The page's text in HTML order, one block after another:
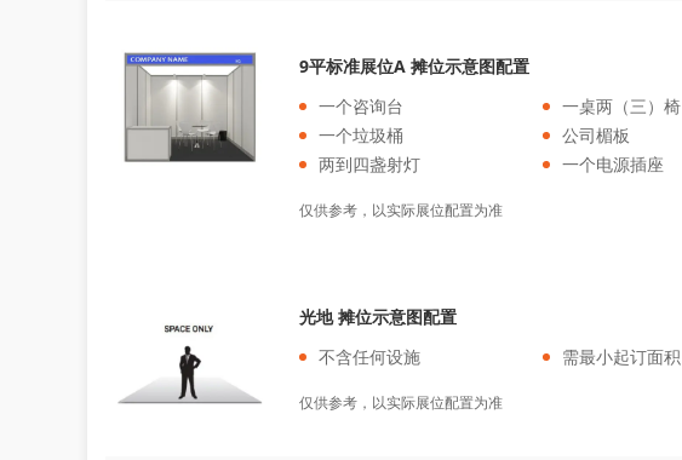
9平标准展位A 摊位示意图配置
一个咨询台
一桌两（三）椅
一个垃圾桶
公司楣板
两到四盏射灯
一个电源插座
仅供参考，以实际展位配置为准
光地 摊位示意图配置
不含任何设施
需最小起订面积
仅供参考，以实际展位配置为准